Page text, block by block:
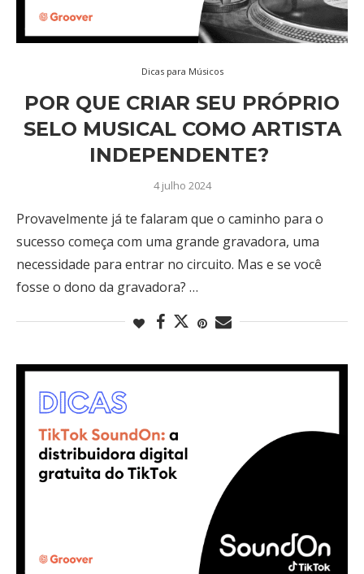
Dicas para Músicos
POR QUE CRIAR SEU PRÓPRIO
SELO MUSICAL COMO ARTISTA
INDEPENDENTE?
4 julho 2024
Provavelmente já te falaram que o caminho para o
sucesso começa com uma grande gravadora, uma
necessidade para entrar no circuito. Mas e se você
fosse o dono da gravadora? …